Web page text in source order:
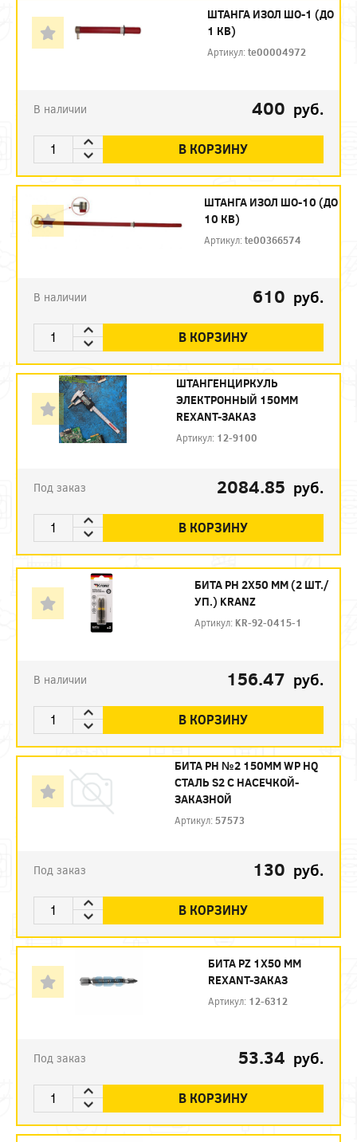
ШТАНГА ИЗОЛ ШО-1 (ДО
1 КВ)
Артикул:te00004972
В наличии 400 руб.
В КОРЗИНУ
ШТАНГА ИЗОЛ ШО-10 (ДО
10 КВ)
Артикул:te00366574
В наличии 610 руб.
В КОРЗИНУ
ШТАНГЕНЦИРКУЛЬ
ЭЛЕКТРОННЫЙ 150ММ
REXANT-ЗАКАЗ
Артикул: 12-9100
Под заказ 2084.85 руб.
В КОРЗИНУ
БИТА PH 2Х50 ММ (2 ШТ./
УП.) KRANZ
Артикул: KR-92-0415-1
В наличии 156.47 руб.
В КОРЗИНУ
БИТА PH №2 150ММ WP HQ
СТАЛЬ S2 С НАСЕЧКОЙ-
ЗАКАЗНОЙ
Артикул: 57573
Под заказ 130 руб.
В КОРЗИНУ
БИТА PZ 1X50 ММ
REXANT-ЗАКАЗ
Артикул: 12-6312
Под заказ 53.34 руб.
В КОРЗИНУ